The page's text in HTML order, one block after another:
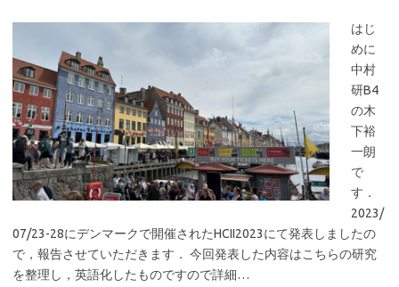
はじ
めに
中村
研B4
の木
下裕
一朗
で
す．
2023/
07/23-28にデンマークで開催されたHCII2023にて発表しましたの
で，報告させていただきます． 今回発表した内容はこちらの研究
を整理し，英語化したものですので詳細…